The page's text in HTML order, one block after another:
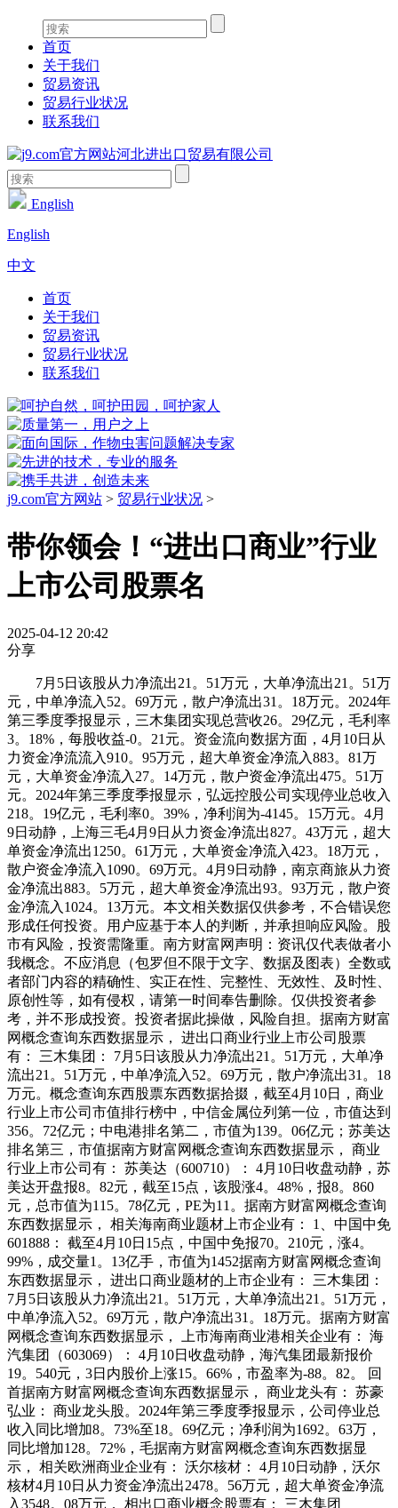
首页
关于我们
贸易资讯
贸易行业状况
联系我们
English
English
中文
首页
关于我们
贸易资讯
贸易行业状况
联系我们
j9.com官方网站 > 贸易行业状况 >
带你领会！“进出口商业”行业
上市公司股票名
2025-04-12 20:42
分享
7月5日该股从力净流出21。51万元，大单净流出21。51万
元，中单净流入52。69万元，散户净流出31。18万元。2024年
第三季度季报显示，三木集团实现总营收26。29亿元，毛利率
3。18%，每股收益-0。21元。资金流向数据方面，4月10日从
力资金净流流入910。95万元，超大单资金净流入883。81万
元，大单资金净流入27。14万元，散户资金净流出475。51万
元。2024年第三季度季报显示，弘远控股公司实现停业总收入
218。19亿元，毛利率0。39%，净利润为-4145。15万元。4月
9日动静，上海三毛4月9日从力资金净流出827。43万元，超大
单资金净流出1250。61万元，大单资金净流入423。18万元，
散户资金净流入1090。69万元。4月9日动静，南京商旅从力资
金净流出883。5万元，超大单资金净流出93。93万元，散户资
金净流入1024。13万元。本文相关数据仅供参考，不合错误您
形成任何投资。用户应基于本人的判断，并承担响应风险。股
市有风险，投资需隆重。南方财富网声明：资讯仅代表做者小
我概念。不应消息（包罗但不限于文字、数据及图表）全数或
者部门内容的精确性、实正在性、完整性、无效性、及时性、
原创性等，如有侵权，请第一时间奉告删除。仅供投资者参
考，并不形成投资。投资者据此操做，风险自担。据南方财富
网概念查询东西数据显示， 进出口商业行业上市公司股票
有： 三木集团： 7月5日该股从力净流出21。51万元，大单净
流出21。51万元，中单净流入52。69万元，散户净流出31。18
万元。概念查询东西股票东西数据拾掇，截至4月10日，商业
行业上市公司市值排行榜中，中信金属位列第一位，市值达到
356。72亿元；中电港排名第二，市值为139。06亿元；苏美达
排名第三，市值据南方财富网概念查询东西数据显示， 商业
行业上市公司有： 苏美达（600710）： 4月10日收盘动静，苏
美达开盘报8。82元，截至15点，该股涨4。48%，报8。860
元，总市值为115。78亿元，PE为11。据南方财富网概念查询
东西数据显示， 相关海南商业题材上市企业有： 1、中国中免
601888： 截至4月10日15点，中国中免报70。210元，涨4。
99%，成交量1。13亿手，市值为1452据南方财富网概念查询
东西数据显示， 进出口商业题材的上市企业有： 三木集团：
7月5日该股从力净流出21。51万元，大单净流出21。51万元，
中单净流入52。69万元，散户净流出31。18万元。据南方财富
网概念查询东西数据显示， 上市海南商业港相关企业有： 海
汽集团（603069）： 4月10日收盘动静，海汽集团最新报价
19。540元，3日内股价上涨15。66%，市盈率为-88。82。 回
首据南方财富网概念查询东西数据显示， 商业龙头有： 苏豪
弘业： 商业龙头股。2024年第三季度季报显示，公司停业总
收入同比增加8。73%至18。69亿元；净利润为1692。63万，
同比增加128。72%，毛据南方财富网概念查询东西数据显
示， 相关欧洲商业企业有： 沃尔核材： 4月10日动静，沃尔
核材4月10日从力资金净流出2478。56万元，超大单资金净流
入3548。08万元， 相出口商业概念股票有： 三木集团